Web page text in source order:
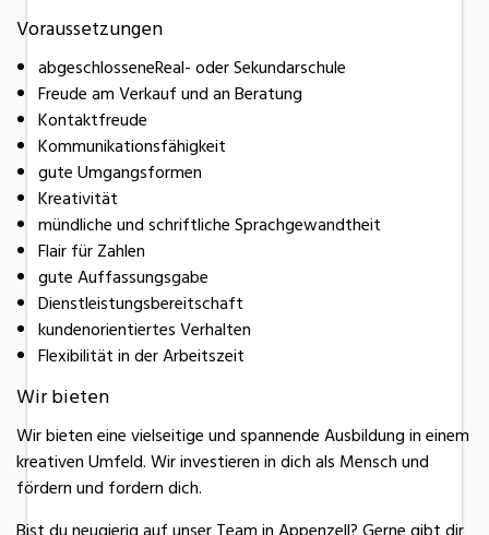
Voraussetzungen
abgeschlosseneReal- oder Sekundarschule
Freude am Verkauf und an Beratung
Kontaktfreude
Kommunikationsfähigkeit
gute Umgangsformen
Kreativität
mündliche und schriftliche Sprachgewandtheit
Flair für Zahlen
gute Auffassungsgabe
Dienstleistungsbereitschaft
kundenorientiertes Verhalten
Flexibilität in der Arbeitszeit
Wir bieten
Wir bieten eine vielseitige und spannende Ausbildung in einem
kreativen Umfeld. Wir investieren in dich als Mensch und
fördern und fordern dich.